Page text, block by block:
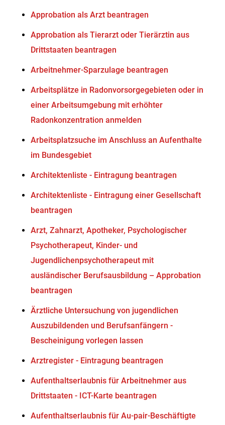
Approbation als Arzt beantragen
Approbation als Tierarzt oder Tierärztin aus
Drittstaaten beantragen
Arbeitnehmer-Sparzulage beantragen
Arbeitsplätze in Radonvorsorgegebieten oder in
einer Arbeitsumgebung mit erhöhter
Radonkonzentration anmelden
Arbeitsplatzsuche im Anschluss an Aufenthalte
im Bundesgebiet
Architektenliste - Eintragung beantragen
Architektenliste - Eintragung einer Gesellschaft
beantragen
Arzt, Zahnarzt, Apotheker, Psychologischer
Psychotherapeut, Kinder- und
Jugendlichenpsychotherapeut mit
ausländischer Berufsausbildung – Approbation
beantragen
Ärztliche Untersuchung von jugendlichen
Auszubildenden und Berufsanfängern -
Bescheinigung vorlegen lassen
Arztregister - Eintragung beantragen
Aufenthaltserlaubnis für Arbeitnehmer aus
Drittstaaten - ICT-Karte beantragen
Aufenthaltserlaubnis für Au-pair-Beschäftigte